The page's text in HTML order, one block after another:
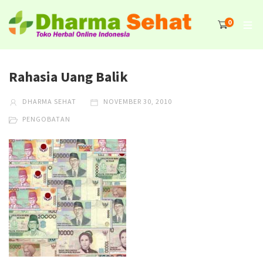
0
Rahasia Uang Balik
DHARMA SEHAT NOVEMBER 30, 2010
PENGOBATAN